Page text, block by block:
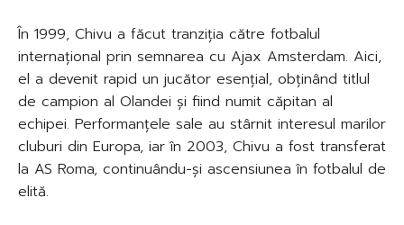
În 1999, Chivu a făcut tranziția către fotbalul
internațional prin semnarea cu Ajax Amsterdam. Aici,
el a devenit rapid un jucător esențial, obținând titlul
de campion al Olandei și fiind numit căpitan al
echipei. Performanțele sale au stârnit interesul marilor
cluburi din Europa, iar în 2003, Chivu a fost transferat
la AS Roma, continuându-și ascensiunea în fotbalul de
elită.